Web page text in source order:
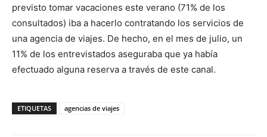
previsto tomar vacaciones este verano (71% de los
consultados) iba a hacerlo contratando los servicios de
una agencia de viajes. De hecho, en el mes de julio, un
11% de los entrevistados aseguraba que ya había
efectuado alguna reserva a través de este canal.
ETIQUETAS agencias de viajes